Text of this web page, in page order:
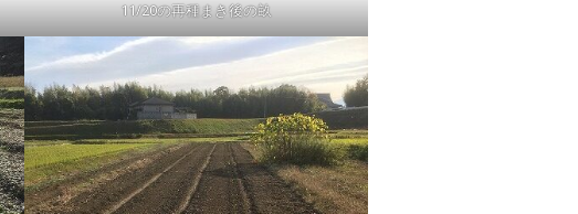
11/20の再種まき後の畝